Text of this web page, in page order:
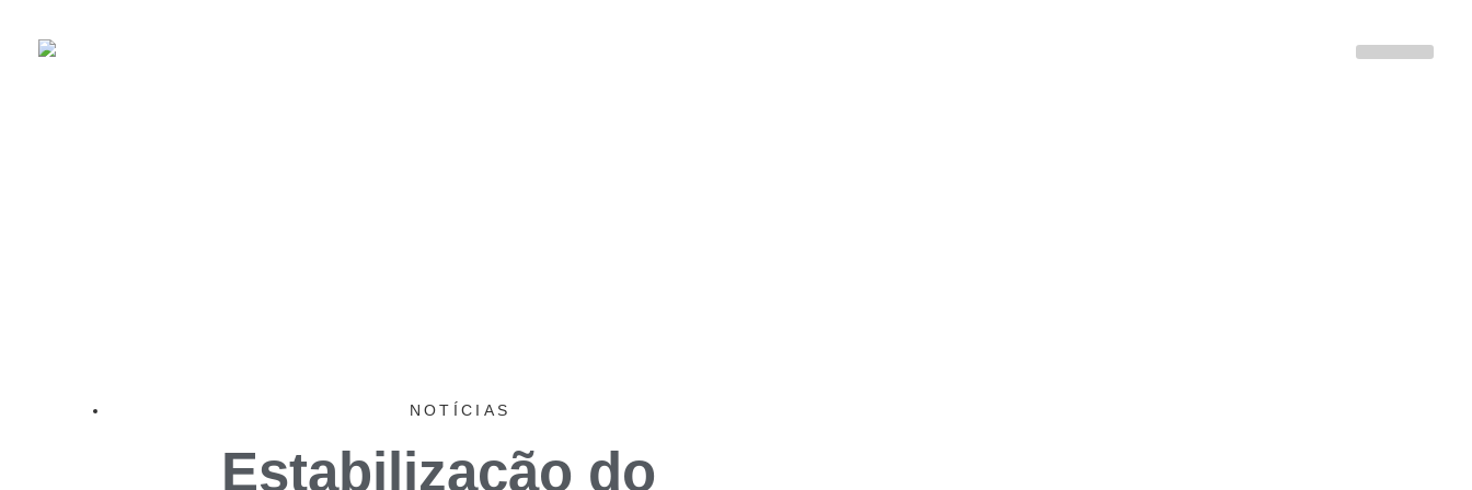
NOTÍCIAS
Estabilização do